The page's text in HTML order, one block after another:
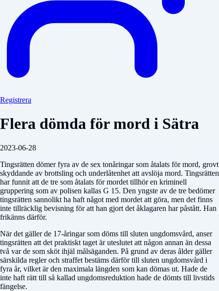
Registrera
Flera dömda för mord i Sätra
2023-06-28
Tingsrätten dömer fyra av de sex tonåringar som åtalats för mord, grovt
skyddande av brottsling och underlåtenhet att avslöja mord. Tingsrätten
har funnit att de tre som åtalats för mordet tillhör en kriminell
gruppering som av polisen kallas G 15. Den yngste av de tre bedömer
tingsrätten sannolikt ha haft något med mordet att göra, men det finns
inte tillräcklig bevisning för att han gjort det åklagaren har påstått. Han
frikänns därför.
När det gäller de 17-åringar som döms till sluten ungdomsvård, anser
tingsrätten att det praktiskt taget är uteslutet att någon annan än dessa
två var de som sköt ihjäl målsäganden. På grund av deras ålder gäller
särskilda regler och straffet bestäms därför till sluten ungdomsvård i
fyra år, vilket är den maximala längden som kan dömas ut. Hade de
inte haft rätt till så kallad ungdomsreduktion hade de dömts till livstids
fängelse.